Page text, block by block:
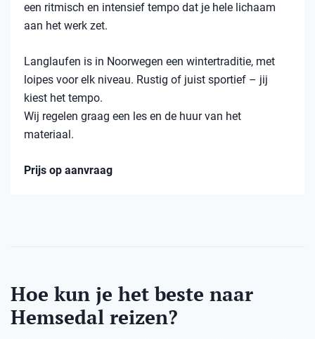
een ritmisch en intensief tempo dat je hele lichaam
aan het werk zet.
Langlaufen is in Noorwegen een wintertraditie, met
loipes voor elk niveau. Rustig of juist sportief – jij
kiest het tempo.
Wij regelen graag een les en de huur van het
materiaal.
Prijs op aanvraag
Hoe kun je het beste naar
Hemsedal reizen?